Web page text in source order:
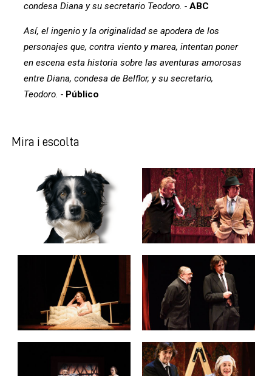
condesa Diana y su secretario Teodoro. - ABC
Así, el ingenio y la originalidad se apodera de los
personajes que, contra viento y marea, intentan poner
en escena esta historia sobre las aventuras amorosas
entre Diana, condesa de Belflor, y su secretario,
Teodoro. - Público
Mira i escolta